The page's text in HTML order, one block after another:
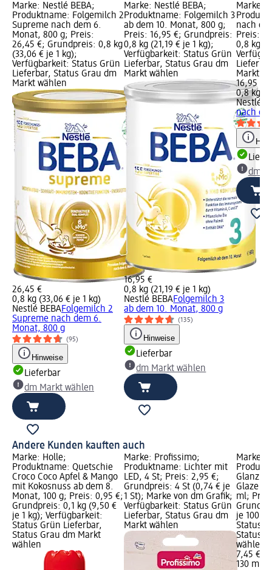
Marke: Nestlé BEBA;
Produktname: Folgemilch 2
Supreme nach dem 6.
Monat, 800 g; Preis:
26,45 €; Grundpreis: 0,8 kg
(33,06 € je 1 kg);
Verfügbarkeit: Status Grün
Lieferbar, Status Grau dm
Markt wählen
26,45 €
0,8 kg (33,06 € je 1 kg)
Nestlé BEBAFolgemilch 2
Supreme nach dem 6.
Monat, 800 g
(95)
Hinweise
Lieferbar
dm Markt wählen
Marke: Nestlé BEBA;
Produktname: Folgemilch 3
ab dem 10. Monat, 800 g;
Preis: 16,95 €; Grundpreis:
0,8 kg (21,19 € je 1 kg);
Verfügbarkeit: Status Grün
Lieferbar, Status Grau dm
Markt wählen
16,95 €
0,8 kg (21,19 € je 1 kg)
Nestlé BEBAFolgemilch 3
ab dem 10. Monat, 800 g
(135)
Hinweise
Lieferbar
dm Markt wählen
Marke:
nach
Preis:
0,8 kg
Markt
16,95 €
0,8 kg
Nestlé
nach
dm
Andere Kunden kauften auch
Marke: Holle;
Produktname: Quetschie
Croco Coco Apfel & Mango
mit Kokosnuss ab dem 8.
Monat, 100 g; Preis: 0,95 €;
Grundpreis: 0,1 kg (9,50 €
je 1 kg); Verfügbarkeit:
Status Grün Lieferbar,
Status Grau dm Markt
wählen
Marke: Profissimo;
Produktname: Lichter mit
LED, 4 St; Preis: 2,95 €;
Grundpreis: 4 St (0,74 € je
1 St); Marke von dm Grafik;
Verfügbarkeit: Status Grün
Lieferbar, Status Grau dm
Markt wählen
Marke:
Glaze
ml;
je 100
Status
Status
wählen
7,45 €
130 ml